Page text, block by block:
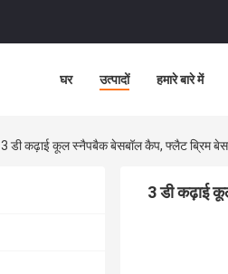
घर उत्पादों हमारे बारे में
3 डी कढ़ाई कूल स्नैपबैक बेसबॉल कैप, फ्लैट ब्रिम
3 डी कढ़ाई